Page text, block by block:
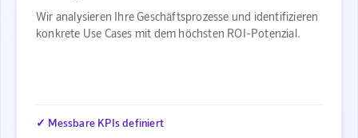
Wir analysieren Ihre Geschäftsprozesse und identifizieren
konkrete Use Cases mit dem höchsten ROI-Potenzial.
✓ Messbare KPIs definiert